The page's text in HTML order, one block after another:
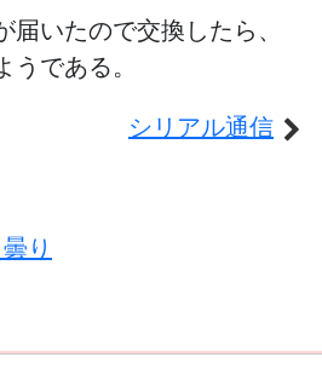
いたので交換したら、
である。
シリアル通信
り